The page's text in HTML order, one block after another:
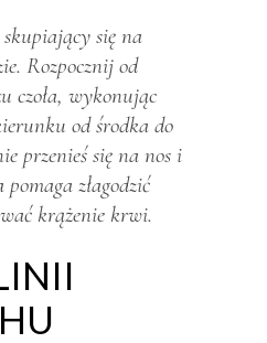
się na
Rozpocznij od
czoła, wykonując
od środka do
przenieś się na nos i
złagodzić
krążenie krwi.